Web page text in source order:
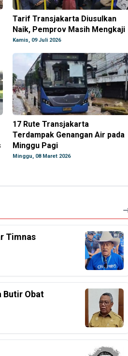
Tarif Transjakarta Diusulkan
Naik, Pemprov Masih Mengkaji
Kamis, 09 Juli 2026
17 Rute Transjakarta
Terdampak Genangan Air pada
Minggu Pagi
Minggu, 08 Maret 2026
Timnas
Butir Obat